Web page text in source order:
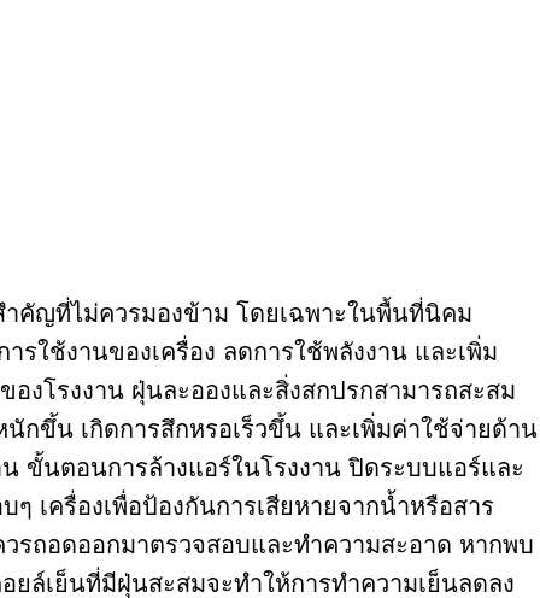
ำคัญที่ไม่ควรมองข้าม โดยเฉพาะในพื้นที่นิคม
รใช้งานของเครื่อง ลดการใช้พลังงาน และเพิ่ม
งโรงงาน ฝุ่นละอองและสิ่งสกปรกสามารถสะสม
นักขึ้น เกิดการสึกหรอเร็วขึ้น และเพิ่มค่าใช้จ่ายด้าน
ขั้นตอนการล้างแอร์ในโรงงาน ปิดระบบแอร์และ
เครื่องเพื่อป้องกันการเสียหายจากน้ำหรือสาร
รถอดออกมาตรวจสอบและทำความสะอาด หากพบ
ยล์เย็นที่มีฝุ่นสะสมจะทำให้การทำความเย็นลดลง